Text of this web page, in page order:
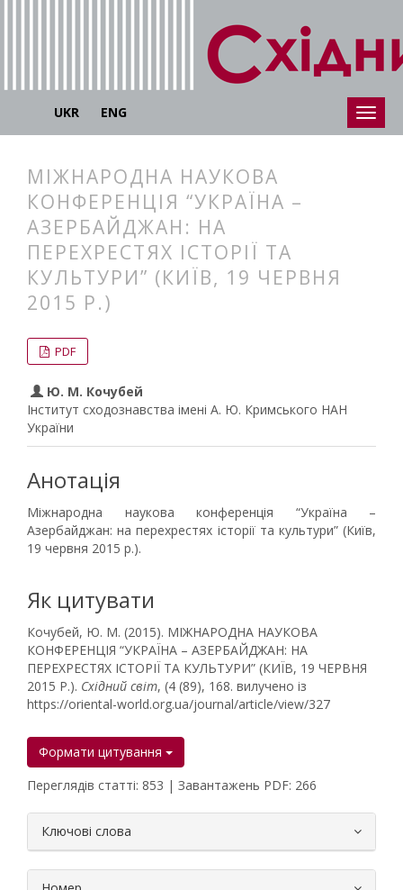
UKR ENG
МІЖНАРОДНА НАУКОВА
КОНФЕРЕНЦІЯ “УКРАЇНА –
АЗЕРБАЙДЖАН: НА
ПЕРЕХРЕСТЯХ ІСТОРІЇ ТА
КУЛЬТУРИ” (КИЇВ, 19 ЧЕРВНЯ
2015 Р.)
PDF
Ю. М. Кочубей
Інститут сходознавства імені А. Ю. Кримського НАН
України
Анотація
Міжнародна наукова конференція “Україна –
Азербайджан: на перехрестях історії та культури” (Київ,
19 червня 2015 р.).
Як цитувати
Кочубей, Ю. М. (2015). МІЖНАРОДНА НАУКОВА
КОНФЕРЕНЦІЯ “УКРАЇНА – АЗЕРБАЙДЖАН: НА
ПЕРЕХРЕСТЯХ ІСТОРІЇ ТА КУЛЬТУРИ” (КИЇВ, 19 ЧЕРВНЯ
2015 Р.). Східний світ, (4 (89), 168. вилучено із
https://oriental-world.org.ua/journal/article/view/327
Формати цитування
Переглядів статті: 853 | Завантажень PDF: 266
Ключові слова